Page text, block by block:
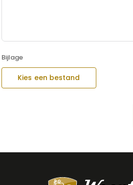
Bijlage
Kies een bestand